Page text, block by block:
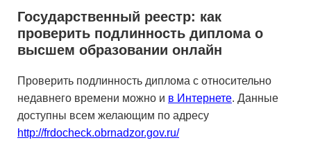
Государственный реестр: как
проверить подлинность диплома о
высшем образовании онлайн
Проверить подлинность диплома с относительно
недавнего времени можно и в Интернете. Данные
доступны всем желающим по адресу
http://frdocheck.obrnadzor.gov.ru/